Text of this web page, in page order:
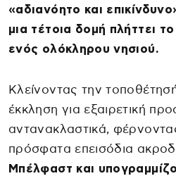
«αδιανόητο και
μια τέτοια δομή πλήττει
ενός ολόκληρου νησιού.
Κλείνοντας την
έκκληση για εξαιρετική
αντανακλαστικά,
πρόσφατα επεισόδια
Μπέλφαστ και